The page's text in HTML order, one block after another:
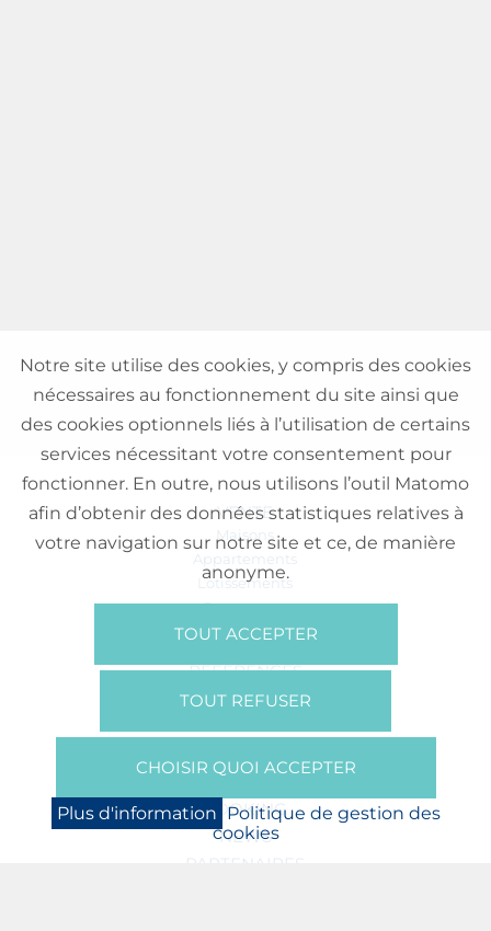
VENTE
Maisons
Appartements
Lotissements
Commerces
Bureaux
RÉFÉRENCES
SUR NOUS
Presse
BOOKING
NEWS
PARTENAIRES
Notre site utilise des cookies, y compris des cookies
nécessaires au fonctionnement du site ainsi que
des cookies optionnels liés à l’utilisation de certains
services nécessitant votre consentement pour
fonctionner. En outre, nous utilisons l’outil Matomo
afin d’obtenir des données statistiques relatives à
votre navigation sur notre site et ce, de manière
anonyme.
TOUT ACCEPTER
TOUT REFUSER
CHOISIR QUOI ACCEPTER
Plus d'information Politique de gestion des
cookies